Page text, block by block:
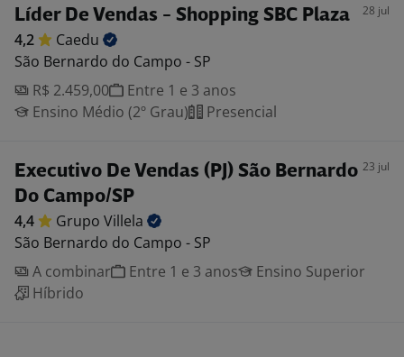
Líder De Vendas - Shopping SBC Plaza 28 jul
4,2
Caedu
São Bernardo do Campo - SP
R$ 2.459,00
Entre 1 e 3 anos
Ensino Médio (2º Grau)
Presencial
Executivo De Vendas (PJ) São Bernardo
Do Campo/SP
23 jul
4,4 Grupo Villela
São Bernardo do Campo - SP
A combinar
Entre 1 e 3 anos
Ensino Superior
Híbrido